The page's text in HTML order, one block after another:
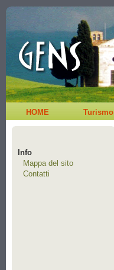
HOME Turismo
Info
Mappa del sito
Contatti